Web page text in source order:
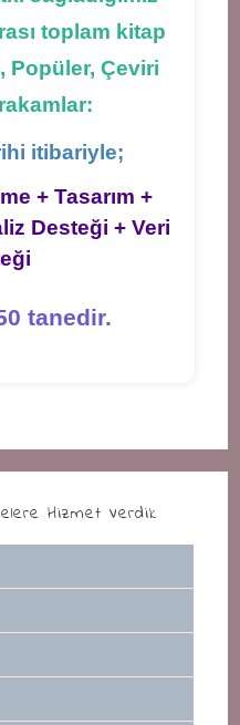
toplam kitap
Popüler, Çeviri
itibariyle;
+ Tasarım +
Desteği + Veri
tanedir.
Hizmet Verdik